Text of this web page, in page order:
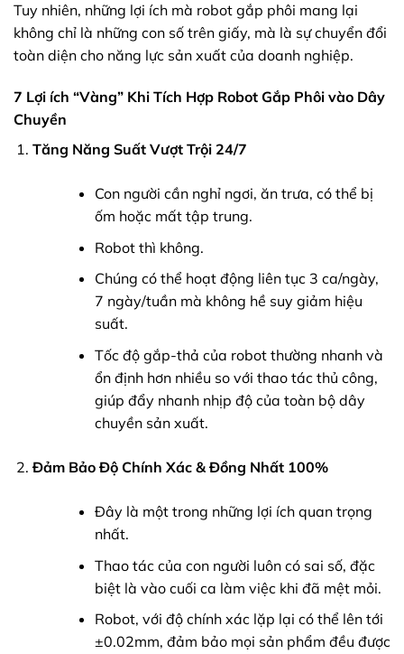
Tuy nhiên, những lợi ích mà robot gắp phôi mang lại
không chỉ là những con số trên giấy, mà là sự chuyển đổi
toàn diện cho năng lực sản xuất của doanh nghiệp.
7 Lợi ích “Vàng” Khi Tích Hợp Robot Gắp Phôi vào Dây
Chuyền
Tăng Năng Suất Vượt Trội 24/7
Con người cần nghỉ ngơi, ăn trưa, có thể bị
ốm hoặc mất tập trung.
Robot thì không.
Chúng có thể hoạt động liên tục 3 ca/ngày,
7 ngày/tuần mà không hề suy giảm hiệu
suất.
Tốc độ gắp-thả của robot thường nhanh và
ổn định hơn nhiều so với thao tác thủ công,
giúp đẩy nhanh nhịp độ của toàn bộ dây
chuyền sản xuất.
Đảm Bảo Độ Chính Xác & Đồng Nhất 100%
Đây là một trong những lợi ích quan trọng
nhất.
Thao tác của con người luôn có sai số, đặc
biệt là vào cuối ca làm việc khi đã mệt mỏi.
Robot, với độ chính xác lặp lại có thể lên tới
±0.02mm, đảm bảo mọi sản phẩm đều được